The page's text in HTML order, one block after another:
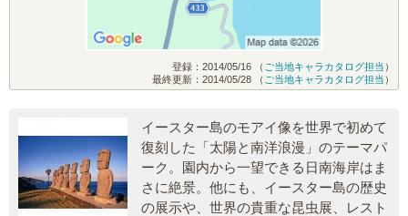
登録：2014/05/16 （ ご当地キャラカタログ担当 ）
最終更新：2014/05/28 （ ご当地キャラカタログ担当 ）
イースター島のモアイ像を世界で初めて
復刻した「太陽と南洋浪漫」のテーマパ
ーク。園内から一望できる日南海岸はま
さに絶景。他にも、イースター島の歴史
の展示や、世界の貴重な昆虫展、レスト